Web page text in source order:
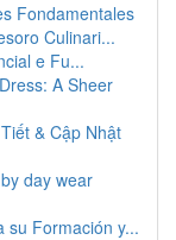
Fondamentales
Culinari...
e Fu...
A Sheer
& Cập Nhật
day wear
su Formación y...